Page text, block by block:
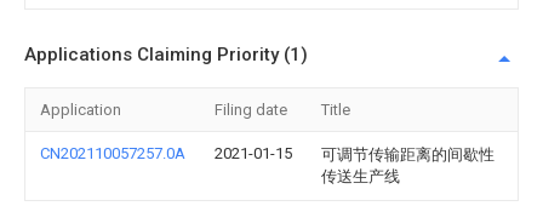
Applications Claiming Priority (1)
Application Filing date Title
CN202110057257.0A 2021-01-15
可调节传输距离的间歇性
传送生产线